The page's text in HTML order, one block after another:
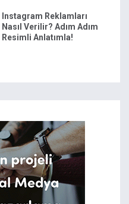
Instagram Reklamları
Nasıl Verilir? Adım Adım
Resimli Anlatımla!